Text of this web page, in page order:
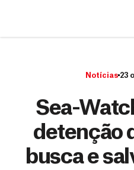
Notícias 23
Sea-
detenção
busca e
r